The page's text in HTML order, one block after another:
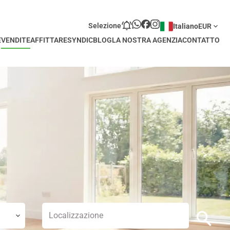
Selezione ItalianoEUR
VENDITEAFFITTARESYNDICBLOGLA NOSTRA AGENZIACONTATTO
Localizzazione